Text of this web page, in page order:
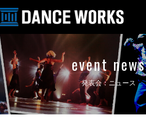
event news
発表会：ニュース